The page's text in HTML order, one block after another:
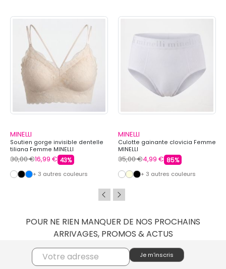
MINELLI
Soutien gorge invisible dentelle
tiliana Femme MINELLI
30,00 €16,99 € 43%
+ 3 autres couleurs
MINELLI
Culotte gainante clovicia Femme
MINELLI
35,00 €4,99 € 85%
+ 3 autres couleurs
POUR NE RIEN MANQUER DE NOS PROCHAINS
ARRIVAGES, PROMOS & ACTUS